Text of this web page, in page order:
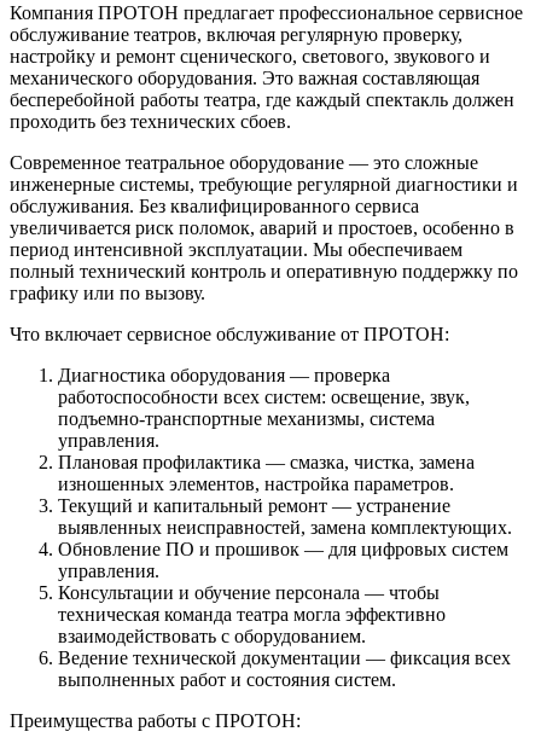
Компания ПРОТОН предлагает профессиональное сервисное
обслуживание театров, включая регулярную проверку,
настройку и ремонт сценического, светового, звукового и
механического оборудования. Это важная составляющая
бесперебойной работы театра, где каждый спектакль должен
проходить без технических сбоев.
Современное театральное оборудование — это сложные
инженерные системы, требующие регулярной диагностики и
обслуживания. Без квалифицированного сервиса
увеличивается риск поломок, аварий и простоев, особенно в
период интенсивной эксплуатации. Мы обеспечиваем
полный технический контроль и оперативную поддержку по
графику или по вызову.
Что включает сервисное обслуживание от ПРОТОН:
Диагностика оборудования — проверка
работоспособности всех систем: освещение, звук,
подъемно-транспортные механизмы, система
управления.
Плановая профилактика — смазка, чистка, замена
изношенных элементов, настройка параметров.
Текущий и капитальный ремонт — устранение
выявленных неисправностей, замена комплектующих.
Обновление ПО и прошивок — для цифровых систем
управления.
Консультации и обучение персонала — чтобы
техническая команда театра могла эффективно
взаимодействовать с оборудованием.
Ведение технической документации — фиксация всех
выполненных работ и состояния систем.
Преимущества работы с ПРОТОН: